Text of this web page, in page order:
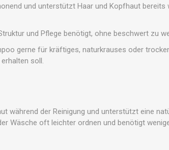
und unterstützt Haar und Kopfhaut bereits
und Pflege benötigt, ohne beschwert zu
gerne für kräftiges, naturkrauses oder
soll.
während der Reinigung und unterstützt eine
Wäsche oft leichter ordnen und benötigt